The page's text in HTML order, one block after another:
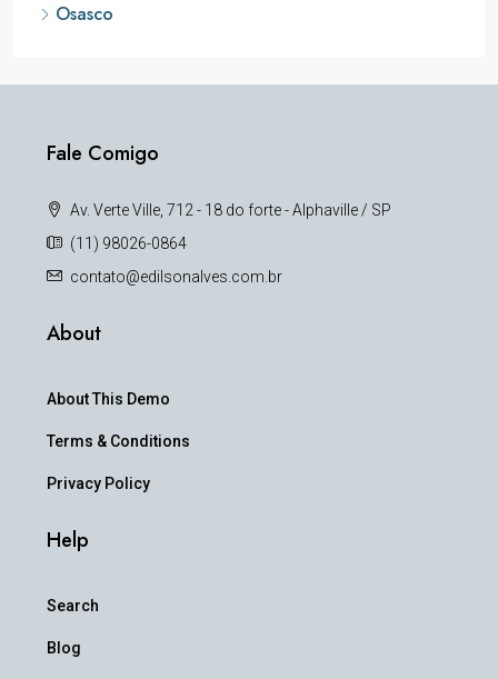
Osasco
Fale Comigo
Av. Verte Ville, 712 - 18 do forte - Alphaville / SP
(11) 98026-0864
contato@edilsonalves.com.br
About
About This Demo
Terms & Conditions
Privacy Policy
Help
Search
Blog